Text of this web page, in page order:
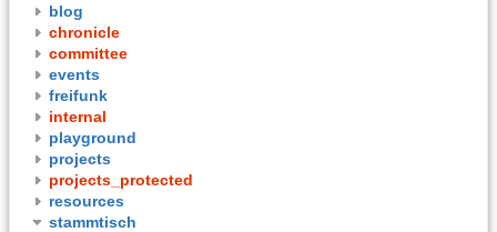
blog
chronicle
committee
events
freifunk
internal
playground
projects
projects_protected
resources
stammtisch